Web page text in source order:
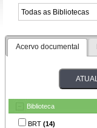
Acervo documental
Biblioteca
BRT (14)